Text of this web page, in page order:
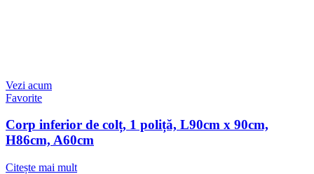
Vezi acum
Favorite
Corp inferior de colț, 1 poliță, L90cm x 90cm,
H86cm, A60cm
Citește mai mult